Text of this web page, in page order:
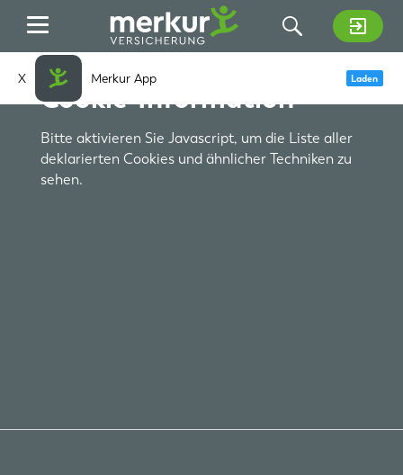
X Merkur App Laden
Zum Hauptinhalt springen
Cookie-Information
Bitte aktivieren Sie Javascript, um die Liste aller
deklarierten Cookies und ähnlicher Techniken zu
sehen.